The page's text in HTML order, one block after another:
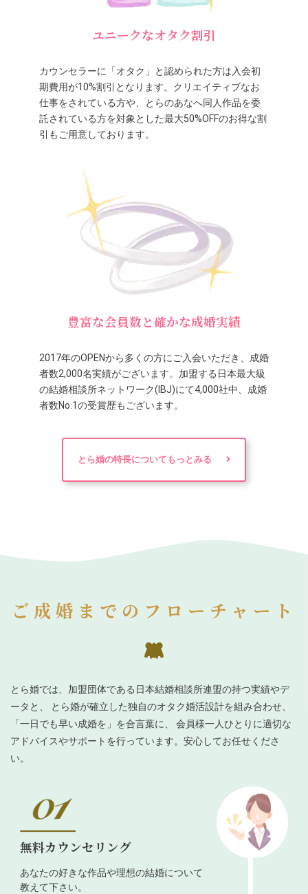
ユニークなオタク割引
カウンセラーに「オタク」と認められた方は入会初
期費用が10%割引となります。クリエイティブなお
仕事をされている方や、とらのあなへ同人作品を委
託されている方を対象とした最大50%OFFのお得な割
引もご用意しております。
豊富な会員数と確かな成婚実績
2017年のOPENから多くの方にご入会いただき、成婚
者数2,000名実績がございます。加盟する日本最大級
の結婚相談所ネットワーク(IBJ)にて4,000社中、成婚
者数No.1の受賞歴もございます。
とら婚の特長についてもっとみる
ご成婚までのフローチャート
とら婚では、加盟団体である日本結婚相談所連盟の持つ実績やデ
ータと、 とら婚が確立した独自のオタク婚活設計を組み合わせ、
「一日でも早い成婚を」を合言葉に、 会員様一人ひとりに適切な
アドバイスやサポートを行っています。安心してお任せくださ
い。
無料カウンセリング
あなたの好きな作品や理想の結婚について
教えて下さい。